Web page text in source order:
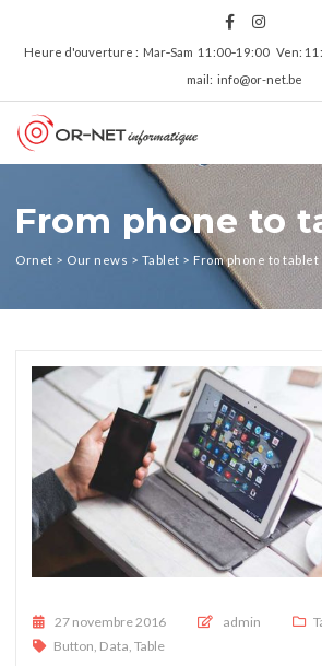
Heure d'ouverture : Mar‑Sam 11:00‑19:00 Ven:
mail: info@or-net.be
From phone to
Ornet > Our news > Tablet > From phone to tablet
Posted on
27 novembre 2016 admin
Button, Data, Table